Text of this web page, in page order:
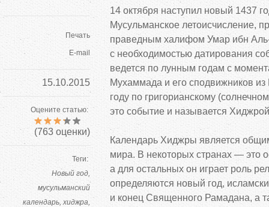
Печать
E-mail
15.10.2015
Оцените статью:
(763 оценки)
Теги:
Новый год
мусульманский
календарь хиджра
14 октября наступил новый 1437
Мусульманское летоисчисление,
праведным халифом Умар ибн
с необходимостью датирования
ведется по лунным годам с
Мухаммада и его сподвижников из
году по григорианскому
это событие и называется
Календарь Хиджры является
мира. В некоторых странах — это
а для остальных он играет роль
определяются новый год,
и конец Священного Рамадана, а